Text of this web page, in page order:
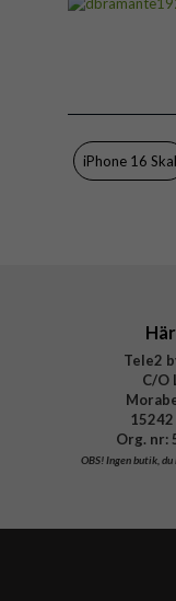
Material
iPhone 16 Skal
Tele2
C/O
Org. nr:
OBS!Ingen butik, du